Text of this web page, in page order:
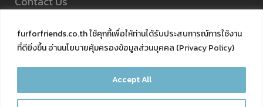
furforfriends.co.th ใช้คุกกี้เพื่อให้ท่านได้รับประสบการณ์การใช้งาน
ที่ดียิ่งขึ้น อ่านนโยบายคุ้มครองข้อมูลส่วนบุคคล (Privacy Policy)
Accept All
FOLLOW US